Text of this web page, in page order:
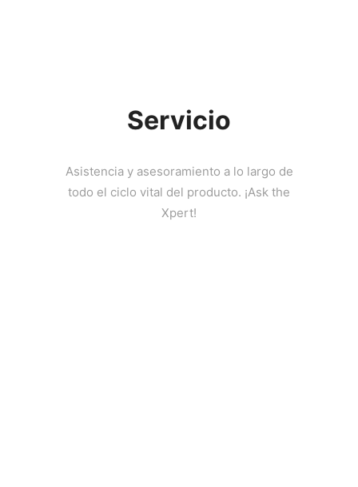
Servicio
Asistencia y asesoramiento a lo largo de
todo el ciclo vital del producto. ¡Ask the
Xpert!